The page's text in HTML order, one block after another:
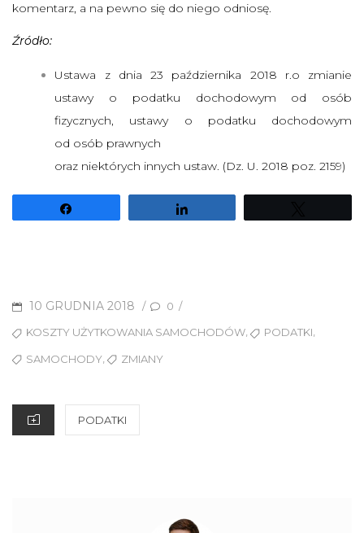
komentarz, a na pewno się do niego odniosę.
Źródło:
Ustawa z dnia 23 października 2018 r.o zmianie
ustawy o podatku dochodowym od osób
fizycznych, ustawy o podatku dochodowym
od osób prawnych
oraz niektórych innych ustaw. (Dz. U. 2018 poz. 2159)
POSTED
ON
10 GRUDNIA 2018 / 0 /
TAGSKOSZTY UŻYTKOWANIA SAMOCHODÓW, PODATKI,
SAMOCHODY ZMIANY
CATEGORIES
PODATKI